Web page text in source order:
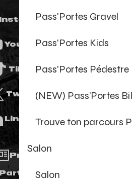
Pass'Portes Gravel
Pass'Portes Kids
Pass'Portes Pédestre
(NEW) Pass’Portes
Trouve ton parcours
Salon
Salon
Instagram
Youtube
Tiktok
Twitter
Linkedin
Presse
Partenaires